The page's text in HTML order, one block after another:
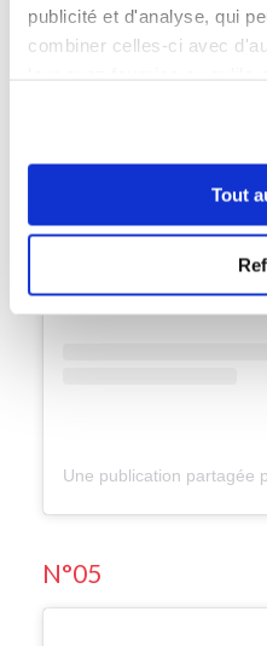
publicité et d'analyse, qui
combiner celles-ci avec
Tout
Voir cette publication
N°05